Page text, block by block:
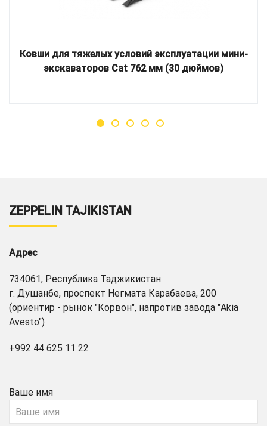
Ковши для тяжелых условий эксплуатации мини-
экскаваторов Cat 762 мм (30 дюймов)
ZEPPELIN TAJIKISTAN
Адрес
734061, Республика Таджикистан
г. Душанбе, проспект Негмата Карабаева, 200
(ориентир - рынок "Корвон", напротив завода "Akia
Avesto")
+992 44 625 11 22
Ваше имя